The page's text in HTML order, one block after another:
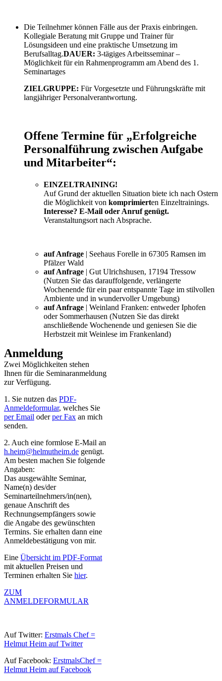
Die Teilnehmer können Fälle aus der Praxis einbringen.
Kollegiale Beratung mit Gruppe und Trainer für
Lösungsideen und eine praktische Umsetzung im
Berufsalltag.DAUER: 3-tägiges Arbeitsseminar –
Möglichkeit für ein Rahmenprogramm am Abend des 1.
Seminartages
ZIELGRUPPE: Für Vorgesetzte und Führungskräfte mit
langjähriger Personalverantwortung.
Offene Termine für „Erfolgreiche
Personalführung zwischen Aufgabe
und Mitarbeiter“:
EINZELTRAINING!
Auf Grund der aktuellen Situation biete ich nach Ostern
die Möglichkeit von komprimierten Einzeltrainings.
Interesse? E-Mail oder Anruf genügt.
Veranstaltungsort nach Absprache.
auf Anfrage | Seehaus Forelle in 67305 Ramsen im
Pfälzer Wald
auf Anfrage | Gut Ulrichshusen, 17194 Tressow
(Nutzen Sie das darauffolgende, verlängerte
Wochenende für ein paar entspannte Tage im stilvollen
Ambiente und in wundervoller Umgebung)
auf Anfrage | Weinland Franken: entweder Iphofen
oder Sommerhausen (Nutzen Sie das direkt
anschließende Wochenende und geniesen Sie die
Herbstzeit mit Weinlese im Frankenland)
Anmeldung
Zwei Möglichkeiten stehen
Ihnen für die Seminaranmeldung
zur Verfügung.
1. Sie nutzen das PDF-
Anmeldeformular, welches Sie
per Email oderper Fax an mich
senden.
2. Auch eine formlose E-Mail an
h.heim@helmutheim.de genügt.
Am besten machen Sie folgende
Angaben:
Das ausgewählte Seminar,
Name(n) des/der
Seminarteilnehmers/in(nen),
genaue Anschrift des
Rechnungsempfängers sowie
die Angabe des gewünschten
Termins. Sie erhalten dann eine
Anmeldebestätigung von mir.
Eine Übersicht im PDF-Format
mit aktuellen Preisen und
Terminen erhalten Sie hier.
ZUM
ANMELDEFORMULAR
Auf Twitter: Erstmals Chef =
Helmut Heim auf Twitter
Auf Facebook: ErstmalsChef =
Helmut Heim auf Facebook